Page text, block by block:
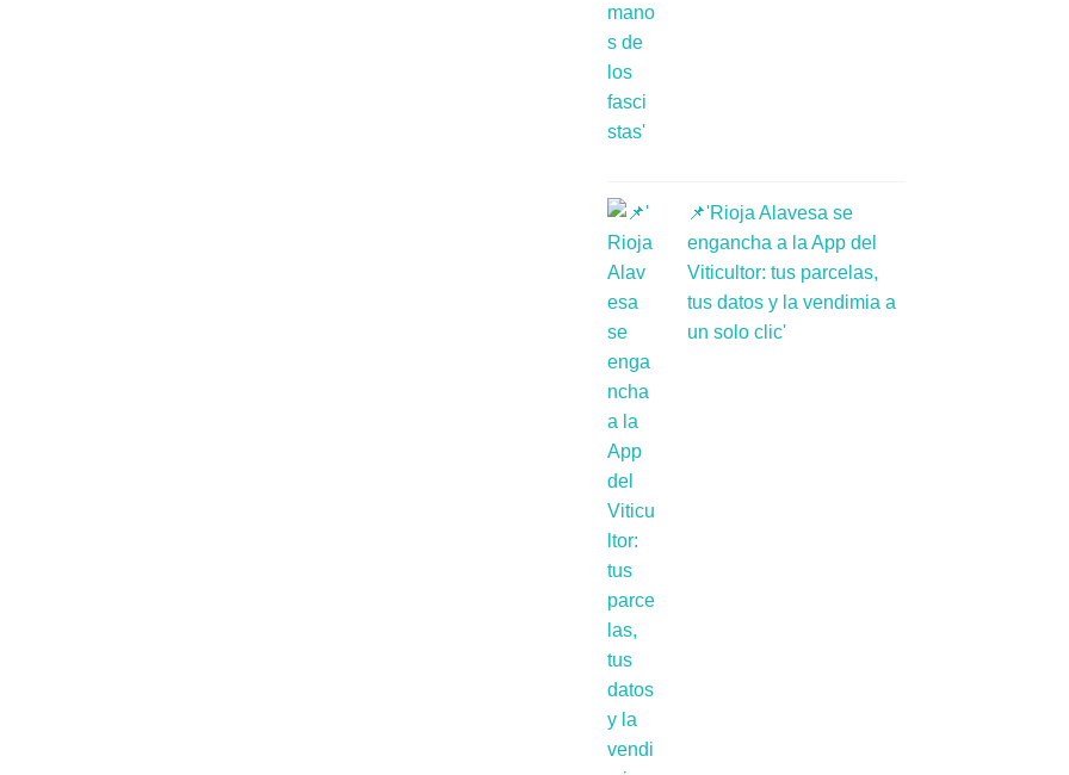
📌'Rioja Alavesa se
engancha a la App del
Viticultor: tus parcelas,
tus datos y la vendimia a
un solo clic'